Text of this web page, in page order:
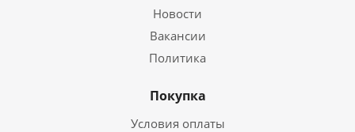
Новости
Вакансии
Политика
Покупка
Условия оплаты